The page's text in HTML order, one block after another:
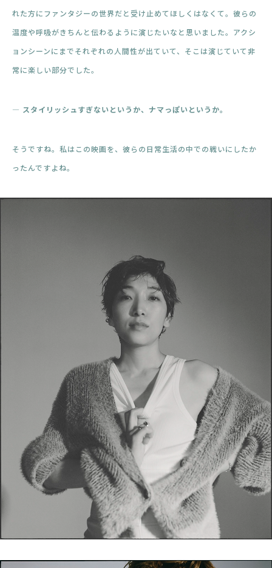
れた方にファンタジーの世界だと受け止めてほしくはなくて。彼らの
温度や呼吸がきちんと伝わるように演じたいなと思いました。アクシ
ョンシーンにまでそれぞれの人間性が出ていて、そこは演じていて非
常に楽しい部分でした。
― スタイリッシュすぎないというか、ナマっぽいというか。
そうですね。私はこの映画を、彼らの日常生活の中での戦いにしたか
ったんですよね。